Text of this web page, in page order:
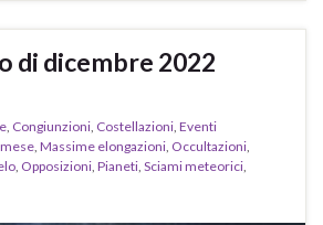
di dicembre 2022
, Congiunzioni, Costellazioni, Eventi
, Massime elongazioni, Occultazioni,
, Opposizioni, Pianeti, Sciami meteorici,